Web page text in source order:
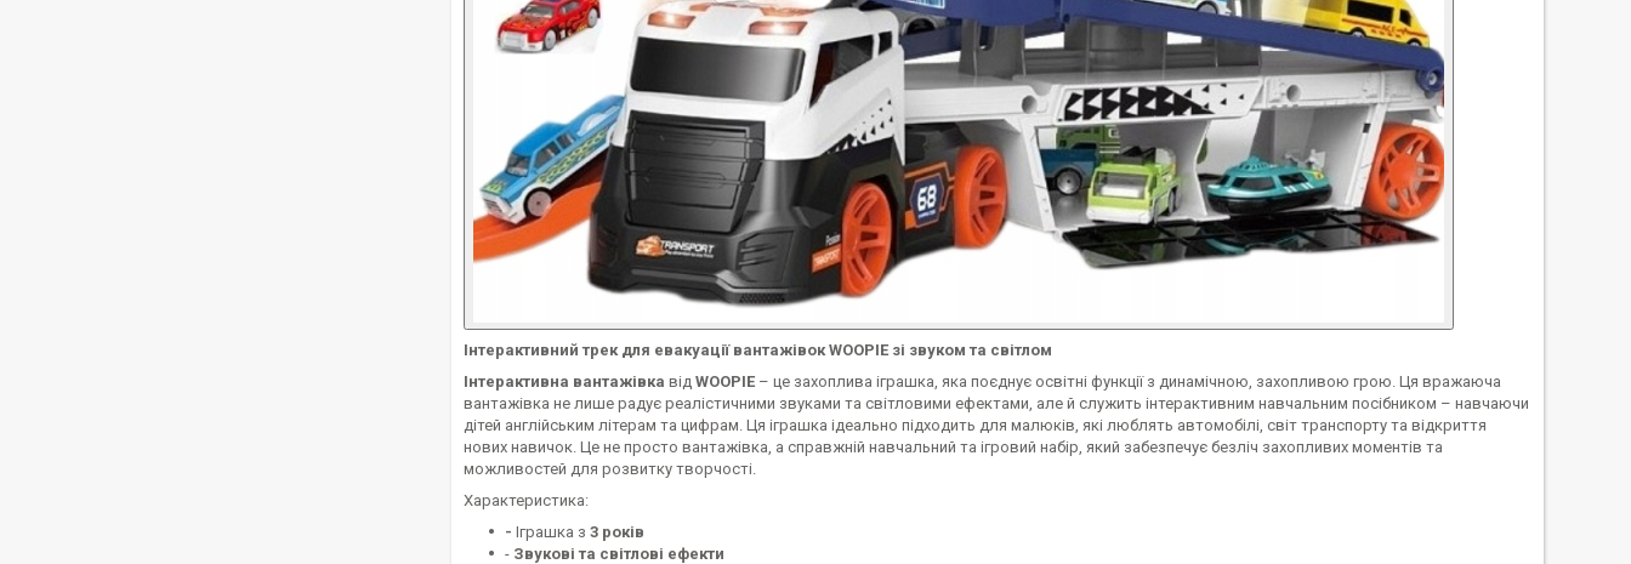
Інтерактивний трек для евакуації вантажівок WOOPIE зі звуком та світлом
Інтерактивна вантажівка від WOOPIE – це захоплива іграшка, яка поєднує освітні функції з динамічною, захопливою грою. Ця вражаюча
вантажівка не лише радує реалістичними звуками та світловими ефектами, але й служить інтерактивним навчальним посібником – навчаючи
дітей англійським літерам та цифрам. Ця іграшка ідеально підходить для малюків, які люблять автомобілі, світ транспорту та відкриття
нових навичок. Це не просто вантажівка, а справжній навчальний та ігровий набір, який забезпечує безліч захопливих моментів та
можливостей для розвитку творчості.
Характеристика:
- Іграшка з 3 років
- Звукові та світлові ефекти